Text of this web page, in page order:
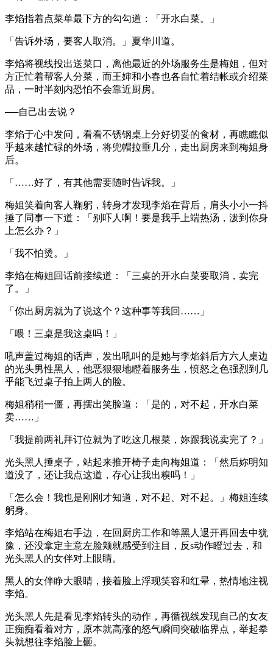
李焰指着点菜单最下方的勾勾道：「开水白菜。」
「告诉外场，要客人取消。」夏华川道。
李焰将视线投出送菜口，离他最近的外场服务生是梅姐，但对
方正忙着帮客人分菜，而王婶和小春也各自忙着结帐或介绍菜
品，一时半刻内恐怕不会靠近厨房。
──自己出去说？
李焰于心中发问，看看不锈钢桌上分好切妥的食材，再瞧瞧似
乎越来越忙碌的外场，将兜帽拉垂几分，走出厨房来到梅姐身
后。
「……好了，有其他需要随时告诉我。」
梅姐笑着向客人鞠躬，转身才发现李焰在背后，肩头小小一抖
捶了同事一下道：「别吓人啊！要是我手上端热汤，泼到你身
上怎么办？」
「我不怕烫。」
李焰在梅姐回话前接续道：「三桌的开水白菜要取消，卖完
了。」
「你出厨房就为了说这个？这种事等我回……」
「喂！三桌是我这桌吗！」
吼声盖过梅姐的话声，发出吼叫的是她与李焰斜后方六人桌边
的光头男性黑人，他恶狠狠地瞪着服务生，愤怒之色强烈到几
乎能飞过桌子拍上两人的脸。
梅姐稍稍一僵，再摆出笑脸道：「是的，对不起，开水白菜
卖……」
「我提前两礼拜订位就为了吃这几根菜，妳跟我说卖完了？」
光头黑人捶桌子，站起来推开椅子走向梅姐道：「然后妳明知
道没了，还让我点这道，存心让我出糗吗！」
「怎么会！我也是刚刚才知道，对不起、对不起。」梅姐连续
躬身。
李焰站在梅姐右手边，在回厨房工作和等黑人退开再回去中犹
豫，还没拿定主意左脸颊就感受到注目，反s动作瞪过去，和
光头黑人的女伴对上眼睛。
黑人的女伴睁大眼睛，接着脸上浮现笑容和红晕，热情地注视
李焰。
光头黑人先是看见李焰转头的动作，再循视线发现自己的女友
正痴痴看着对方，原本就高涨的怒气瞬间突破临界点，举起拳
头就想往李焰脸上砸。